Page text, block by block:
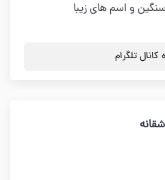
سنگین و اسم های زیبا
تلگرام